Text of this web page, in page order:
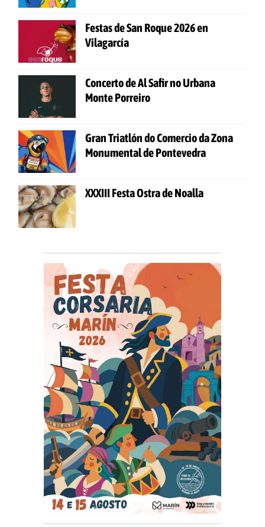
Festas de San Roque 2026 en
Vilagarcía
Concerto de Al Safir no Urbana
Monte Porreiro
Gran Triatlón do Comercio da Zona
Monumental de Pontevedra
XXXIII Festa Ostra de Noalla